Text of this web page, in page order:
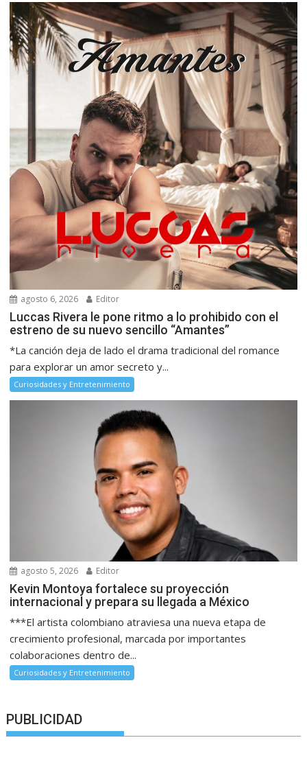
agosto 6, 2026 Editor
Luccas Rivera le pone ritmo a lo prohibido con el
estreno de su nuevo sencillo “Amantes”
*La canción deja de lado el drama tradicional del romance
para explorar un amor secreto y...
Curiosidades y Entretenimiento
agosto 5, 2026 Editor
Kevin Montoya fortalece su proyección
internacional y prepara su llegada a México
***El artista colombiano atraviesa una nueva etapa de
crecimiento profesional, marcada por importantes
colaboraciones dentro de...
Curiosidades y Entretenimiento
PUBLICIDAD